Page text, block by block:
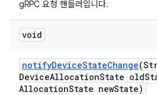
gRPC 요청 핸들러입니다.
void
notifyDeviceStateChange
DeviceAllocationState old
AllocationState newState)